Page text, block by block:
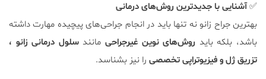
✅آشنایی با جدیدترین روش‌های درمانی
بهترین جراح زانو نه‌ تنها باید در انجام جراحی‌های پیچیده مهارت داشته
باشد، بلکه باید روش‌های نوین غیرجراحیمانندسلول درمانی زانو ،
تزریق ژل و فیزیوتراپی تخصصی را نیز بشناسد.